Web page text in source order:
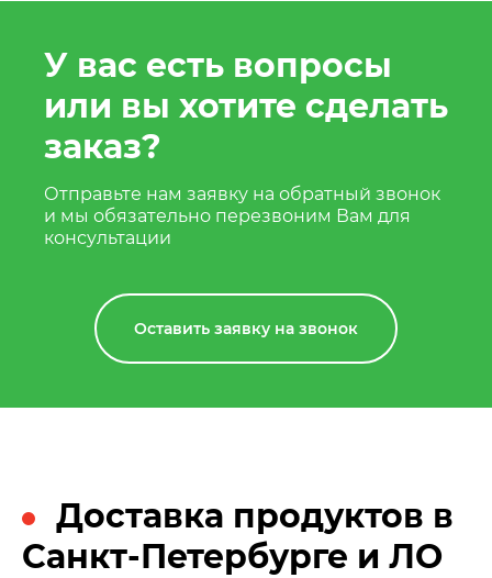
У вас есть вопросы
или вы хотите сделать
заказ?
Отправьте нам заявку на обратный звонок
и мы обязательно перезвоним Вам для
консультации
Оставить заявку на звонок
Доставка продуктов в
Санкт-Петербурге и ЛО